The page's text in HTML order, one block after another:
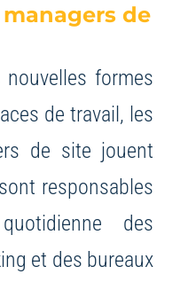
de
formes
de travail, les
de site jouent
responsables
des
et des bureaux